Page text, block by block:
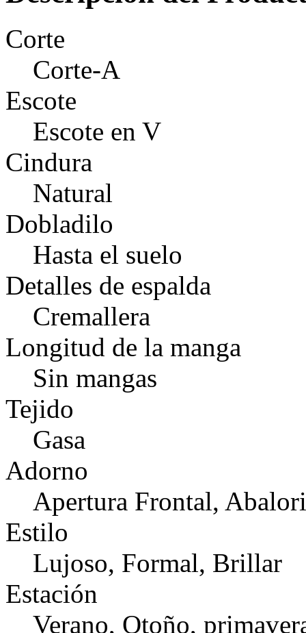
Corte
Corte-A
Escote
Escote en V
Cindura
Natural
Dobladilo
Hasta el suelo
Detalles de espalda
Cremallera
Longitud de la manga
Sin mangas
Tejido
Gasa
Adorno
Apertura Frontal,
Estilo
Lujoso, Formal, Brillar
Estación
Verano, Otoño,